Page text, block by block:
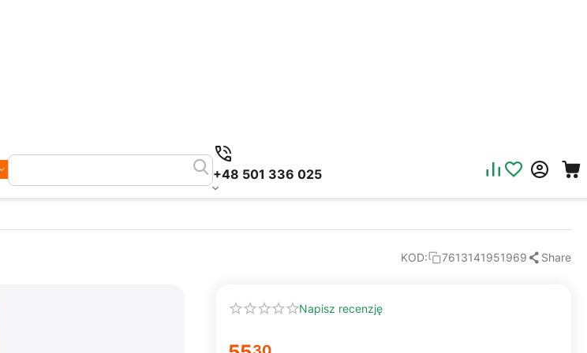
+48 501 336 025
KOD: 7613141951969 Share
Napisz recenzję